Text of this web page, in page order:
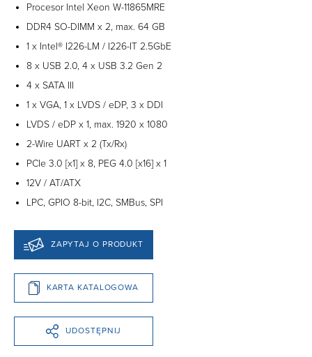
Procesor Intel Xeon W-11865MRE
DDR4 SO-DIMM x 2, max. 64 GB
1 x Intel® I226-LM / I226-IT 2.5GbE
8 x USB 2.0, 4 x USB 3.2 Gen 2
4 x SATA III
1 x VGA, 1 x LVDS / eDP, 3 x DDI
LVDS / eDP x 1, max. 1920 x 1080
2-Wire UART x 2 (Tx/Rx)
PCIe 3.0 [x1] x 8, PEG 4.0 [x16] x 1
12V / AT/ATX
LPC, GPIO 8-bit, I2C, SMBus, SPI
ZAPYTAJ O PRODUKT
KARTA KATALOGOWA
UDOSTĘPNIJ